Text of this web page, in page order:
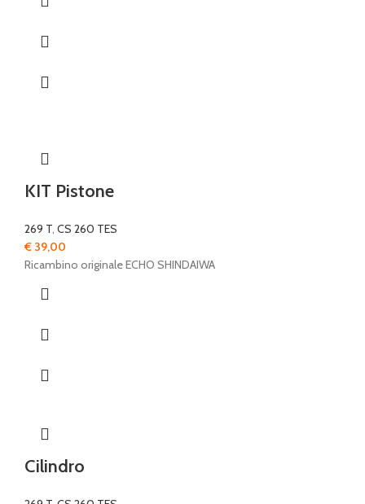
KIT Pistone
269 T, CS 260 TES
€ 39,00
Ricambino originale ECHO SHINDAIWA
Cilindro